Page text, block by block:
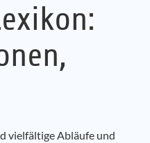
vielfältige Abläufe und